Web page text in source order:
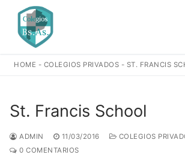
contenido
HOME - COLEGIOS PRIVADOS - ST. FRANCIS
St. Francis School
ADMIN 11/03/2016
COLEGIOS
0 COMENTARIOS